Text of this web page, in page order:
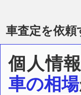
車査定を依頼
個人情報
車の相場